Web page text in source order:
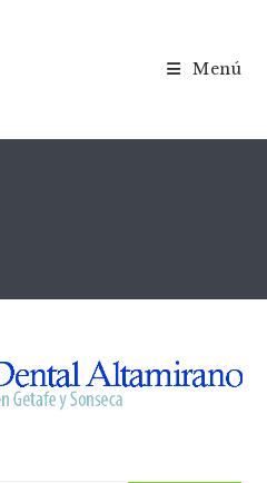
Menú